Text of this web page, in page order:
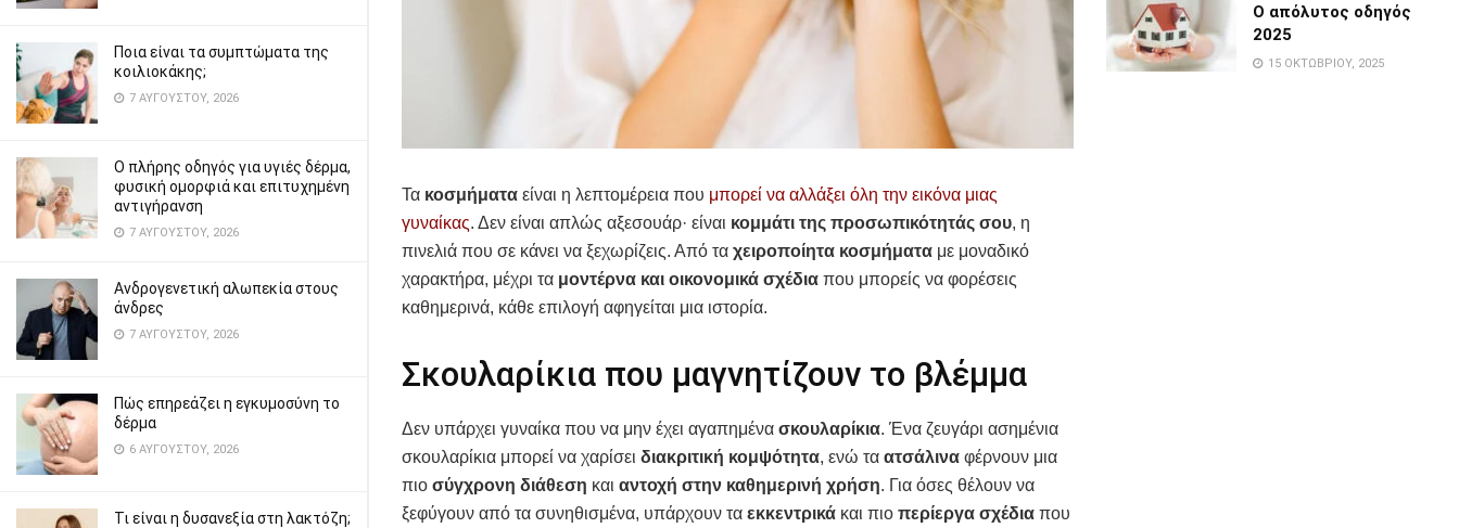
Ποια είναι τα συμπτώματα της
κοιλιοκάκης;
7 ΑΥΓΟΎΣΤΟΥ, 2026
Ο πλήρης οδηγός για υγιές δέρμα,
φυσική ομορφιά και επιτυχημένη
αντιγήρανση
7 ΑΥΓΟΎΣΤΟΥ, 2026
Ανδρογενετική αλωπεκία στους
άνδρες
7 ΑΥΓΟΎΣΤΟΥ, 2026
Πώς επηρεάζει η εγκυμοσύνη το
δέρμα
6 ΑΥΓΟΎΣΤΟΥ, 2026
Τι είναι η δυσανεξία στη λακτόζη;
Τα κοσμήματα είναι η λεπτομέρεια που μπορεί να αλλάξει όλη την εικόνα μιας
γυναίκας. Δεν είναι απλώς αξεσουάρ· είναι κομμάτι της προσωπικότητάς σου, η
πινελιά που σε κάνει να ξεχωρίζεις. Από τα χειροποίητα κοσμήματα με μοναδικό
χαρακτήρα, μέχρι τα μοντέρνα και οικονομικά σχέδια που μπορείς να φορέσεις
καθημερινά, κάθε επιλογή αφηγείται μια ιστορία.
Σκουλαρίκια που μαγνητίζουν το βλέμμα
Δεν υπάρχει γυναίκα που να μην έχει αγαπημένα σκουλαρίκια. Ένα ζευγάρι ασημένια
σκουλαρίκια μπορεί να χαρίσει διακριτική κομψότητα, ενώ τα ατσάλινα φέρνουν μια
πιο σύγχρονη διάθεση και αντοχή στην καθημερινή χρήση. Για όσες θέλουν να
ξεφύγουν από τα συνηθισμένα, υπάρχουν τα εκκεντρικά και πιο περίεργα σχέδια που
Ο απόλυτος οδηγός
2025
15 ΟΚΤΩΒΡΊΟΥ, 2025